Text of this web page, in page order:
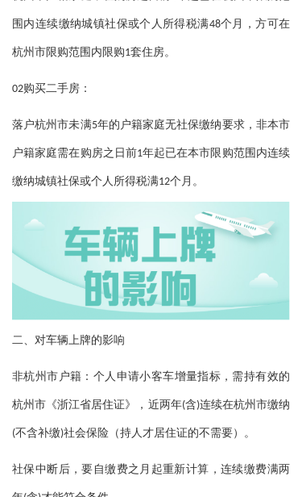
围内连续缴纳城镇社保或个人所得税满48个月，方可在
杭州市限购范围内限购1套住房。
02购买二手房 ：
落户杭州市未满5年的户籍家庭无社保缴纳要求，非本市
户籍家庭需在购房之日前1年起已在本市限购范围内连续
缴纳城镇社保或个人所得税满12个月 。
二、 对车辆上牌的影响
非杭州市户籍 ： 个人申请小客车增量指标 ， 需持有效的
杭州市《浙江省居住证》 ， 近两年(含)连续在杭州市缴纳
(不含补缴)社会保险（持人才居住证的不需要） 。
社保中断后，要自缴费之月起重新计算，连续缴费满两